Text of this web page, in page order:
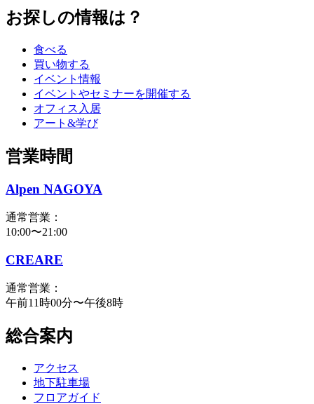
お探しの情報は？
食べる
買い物する
イベント情報
イベントやセミナーを開催する
オフィス入居
アート&学び
営業時間
Alpen NAGOYA
通常営業：
10:00〜21:00
CREARE
通常営業：
午前11時00分〜午後8時
総合案内
アクセス
地下駐車場
フロアガイド